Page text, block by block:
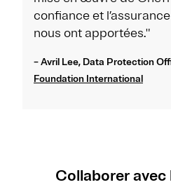
confiance et
nous ont apportées."
– Avril Lee, Data Protection
Foundation International
Collaborer avec